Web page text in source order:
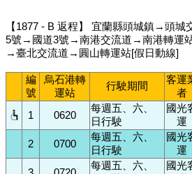
【1877 - B 返程】 宜蘭縣頭城鎮→頭
5號→國道3號→南港交流道→南港轉運
→臺北交流道→圓山轉運站[假日動線]
編
號
烏石港轉
運站
行駛期間
客運
者
1 0620
每週五、六、
日行駛
國光
運
2
0700
每週五、六、
日行駛
國光
運
每週五、六、
國光